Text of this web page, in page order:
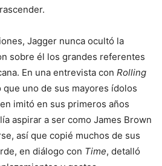
Jagger nunca ocultó la
sobre él los grandes referentes
En una entrevista con Rolling
que uno de sus mayores ídolos
imitó en sus primeros años
aspirar a ser como James Brown
así que copié muchos de sus
en diálogo con Time, detalló